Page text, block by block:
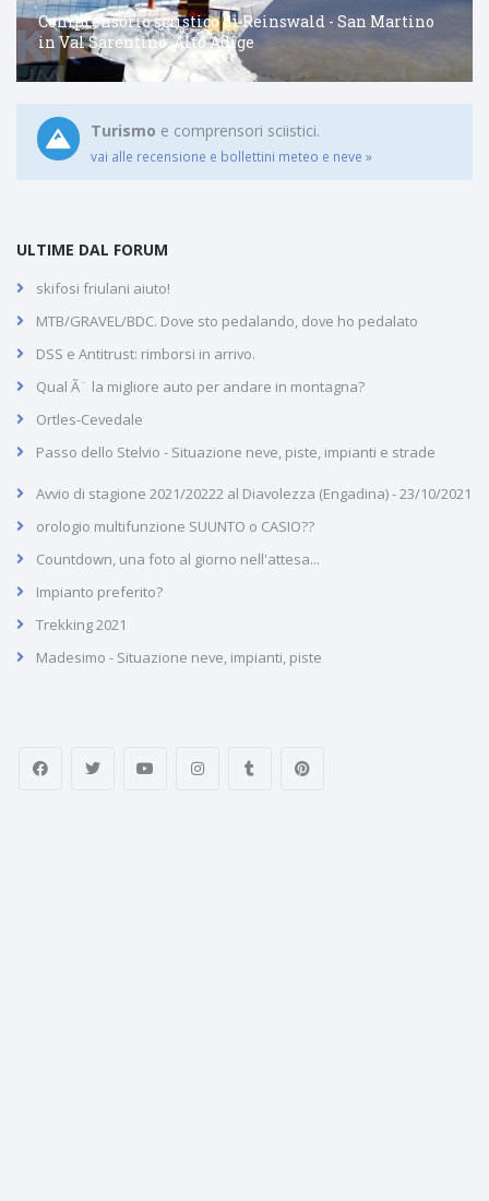
Comprensorio sciistico di Reinswald - San Martino
in Val Sarentino, Alto Adige
Turismo e comprensori sciistici.
vai alle recensione e bollettini meteo e neve »
ULTIME DAL FORUM
skifosi friulani aiuto!
MTB/GRAVEL/BDC. Dove sto pedalando, dove ho pedalato
DSS e Antitrust: rimborsi in arrivo.
Qual Ã¨ la migliore auto per andare in montagna?
Ortles-Cevedale
Passo dello Stelvio - Situazione neve, piste, impianti e strade
Avvio di stagione 2021/20222 al Diavolezza (Engadina) - 23/10/2021
orologio multifunzione SUUNTO o CASIO??
Countdown, una foto al giorno nell'attesa...
Impianto preferito?
Trekking 2021
Madesimo - Situazione neve, impianti, piste